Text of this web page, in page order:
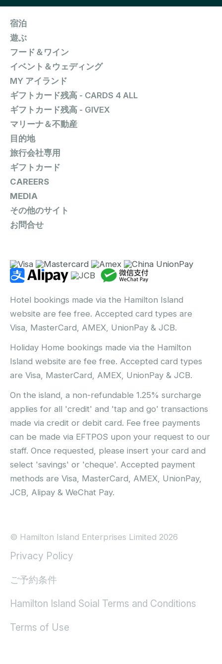
宿泊
遊ぶ
フード＆ワイン
イベント＆ウェディング
MY アイランド
ギフトカード残高 - CARDS 4 ALL
ギフトカード残高 - GIVEX
マリーナ＆不動産
目的地
旅行会社専用
ギフトカード
CAREERS
MEDIA
その他のサイト
お問合せ
Hotel bookings made via the Hamilton Island
website are fee free. Accepted card types are
Visa, MasterCard, AMEX, UnionPay & JCB.
Holiday Home bookings made via the Hamilton
Island website are fee free. Accepted card types
are Visa, MasterCard, AMEX, UnionPay & JCB.
On the island, a non-refundable 1.25% surcharge
applies for all 'credit' and 'tap and go' transactions
made via credit or debit card. Fee free payments
can be made via EFTPOS upon your request to our
staff. Once requested, please insert your card and
select 'savings' or 'cheque'. Accepted payment
methods are Visa, MasterCard, AMEX, UnionPay,
JCB, Alipay & WeChat Pay.
© Hamilton Island Enterprises Limited 2026
Privacy Policy
ご予約条件
Hamilton Island Soial Terms and Conditions
Terms of Use